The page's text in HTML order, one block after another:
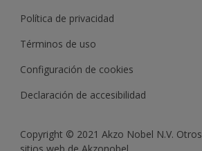
Política de privacidad
Términos de uso
Configuración de cookies
Declaración de accesibilidad
Copyright © 2021 Akzo Nobel N.V. Otros
sitios web de Akzonobel